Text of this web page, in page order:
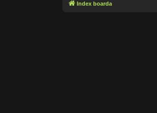
Index boarda